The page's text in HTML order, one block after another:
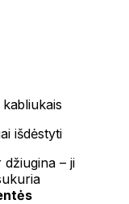
išdėstyti
džiugina – ji